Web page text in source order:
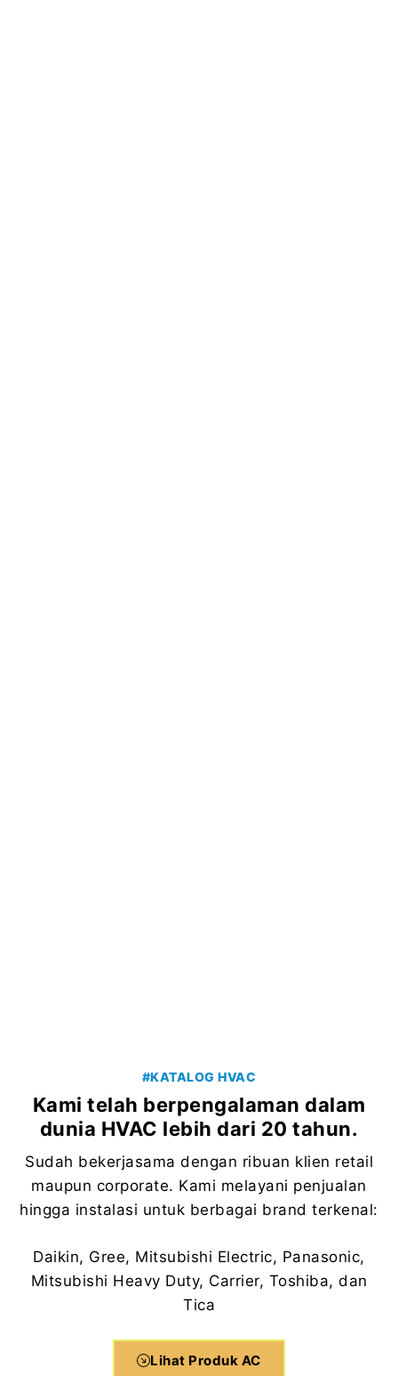
#KATALOG HVAC
Kami telah berpengalaman dalam
dunia HVAC lebih dari 20 tahun.
Sudah bekerjasama dengan ribuan klien retail
maupun corporate. Kami melayani penjualan
hingga instalasi untuk berbagai brand terkenal:
Daikin, Gree, Mitsubishi Electric, Panasonic,
Mitsubishi Heavy Duty, Carrier, Toshiba, dan
Tica
Lihat Produk AC